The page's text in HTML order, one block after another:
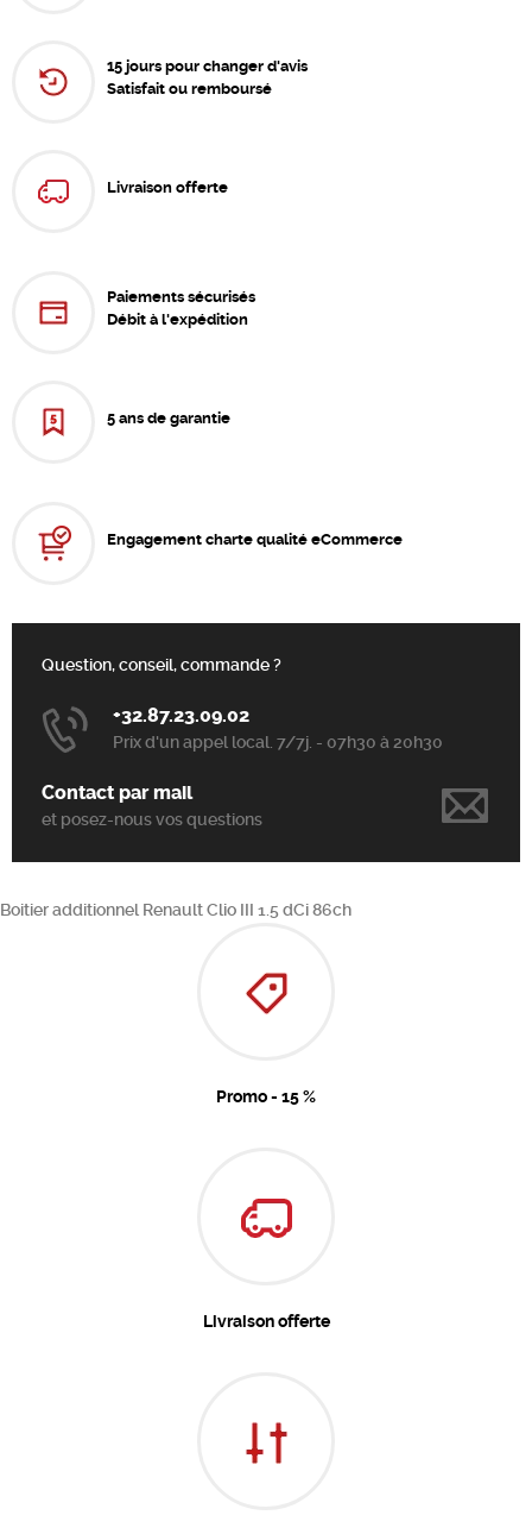
15 jours pour changer d'avis
Satisfait ou remboursé
Livraison offerte
Paiements sécurisés
Débit à l'expédition
5 ans de garantie
Engagement charte qualité eCommerce
Question, conseil, commande ?
+32.87.23.09.02
Prix d'un appel local. 7/7j. - 07h30 à 20h30
Contact par mail
et posez-nous vos questions
Boitier additionnel Renault Clio III 1.5 dCi 86ch
Promo - 15 %
Livraison offerte